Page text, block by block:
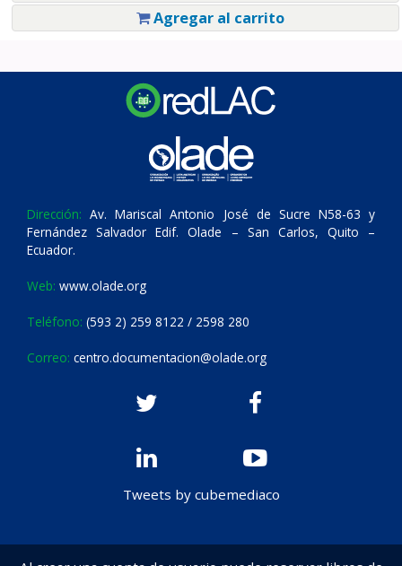
Agregar al carrito
Dirección: Av. Mariscal Antonio José de Sucre N58-63 y
Fernández Salvador Edif. Olade – San Carlos, Quito –
Ecuador.
Web: www.olade.org
Teléfono: (593 2) 259 8122 / 2598 280
Correo: centro.documentacion@olade.org
Tweets by cubemediaco